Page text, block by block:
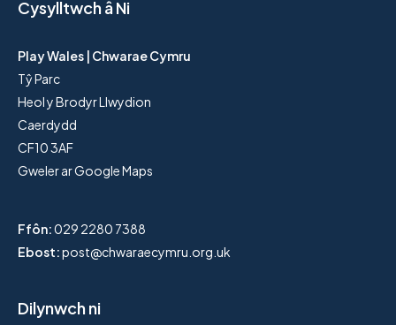
Cysylltwch â Ni
Play Wales | Chwarae Cymru
Tŷ Parc
Heol y Brodyr Llwydion
Caerdydd
CF10 3AF
Gweler ar Google Maps
Ffôn:029 2280 7388
Ebost:post@chwaraecymru.org.uk
Dilynwch ni